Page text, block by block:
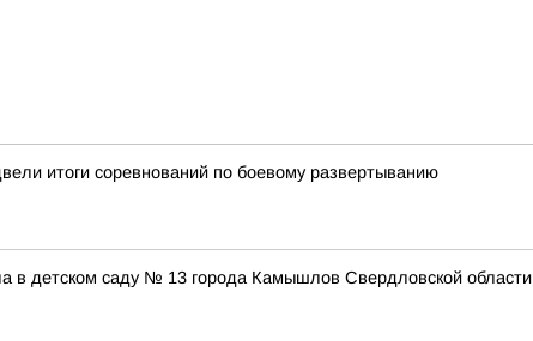
итоги соревнований по боевому развертыванию
в детском саду № 13 города Камышлов Свердловской области